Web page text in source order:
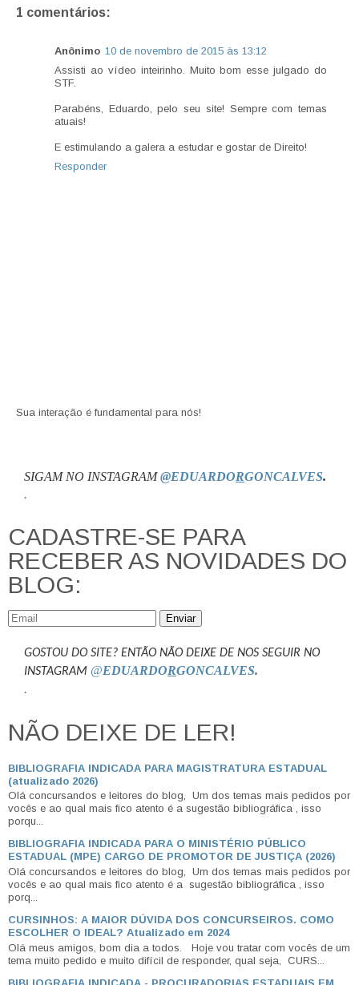
1 comentários:
Anônimo 10 de novembro de 2015 às 13:12
Assisti ao vídeo inteirinho. Muito bom esse julgado do
STF.
Parabéns, Eduardo, pelo seu site! Sempre com temas
atuais!
E estimulando a galera a estudar e gostar de Direito!
Responder
Sua interação é fundamental para nós!
SIGAM NO INSTAGRAM@EDUARDORGONCALVES.
.
CADASTRE-SE PARA
RECEBER AS NOVIDADES DO
BLOG:
Enviar
GOSTOU DO SITE? ENTÃO NÃO DEIXE DE NOS SEGUIR NO
INSTAGRAM @EDUARDORGONCALVES.
.
NÃO DEIXE DE LER!
BIBLIOGRAFIA INDICADA PARA MAGISTRATURA ESTADUAL
(atualizado 2026)
Olá concursandos e leitores do blog, Um dos temas mais pedidos por
vocês e ao qual mais fico atento é a sugestão bibliográfica , isso
porqu...
BIBLIOGRAFIA INDICADA PARA O MINISTÉRIO PÚBLICO
ESTADUAL (MPE) CARGO DE PROMOTOR DE JUSTIÇA (2026)
Olá concursandos e leitores do blog, Um dos temas mais pedidos por
vocês e ao qual mais fico atento é a sugestão bibliográfica , isso
porq...
CURSINHOS: A MAIOR DÚVIDA DOS CONCURSEIROS. COMO
ESCOLHER O IDEAL? Atualizado em 2024
Olá meus amigos, bom dia a todos. Hoje vou tratar com vocês de um
tema muito pedido e muito difícil de responder, qual seja, CURS...